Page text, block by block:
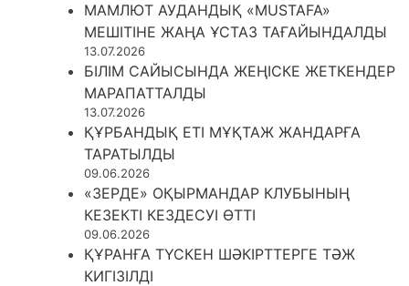
МАМЛЮТ АУДАНДЫҚ «MUSTAFA»
МЕШІТІНЕ ЖАҢА ҰСТАЗ ТАҒАЙЫНДАЛДЫ
13.07.2026
БІЛІМ САЙЫСЫНДА ЖЕҢІСКЕ ЖЕТКЕНДЕР
МАРАПАТТАЛДЫ
13.07.2026
ҚҰРБАНДЫҚ ЕТІ МҰҚТАЖ ЖАНДАРҒА
ТАРАТЫЛДЫ
09.06.2026
«ЗЕРДЕ» ОҚЫРМАНДАР КЛУБЫНЫҢ
КЕЗЕКТІ КЕЗДЕСУІ ӨТТІ
09.06.2026
ҚҰРАНҒА ТҮСКЕН ШӘКІРТТЕРГЕ ТӘЖ
КИГІЗІЛДІ